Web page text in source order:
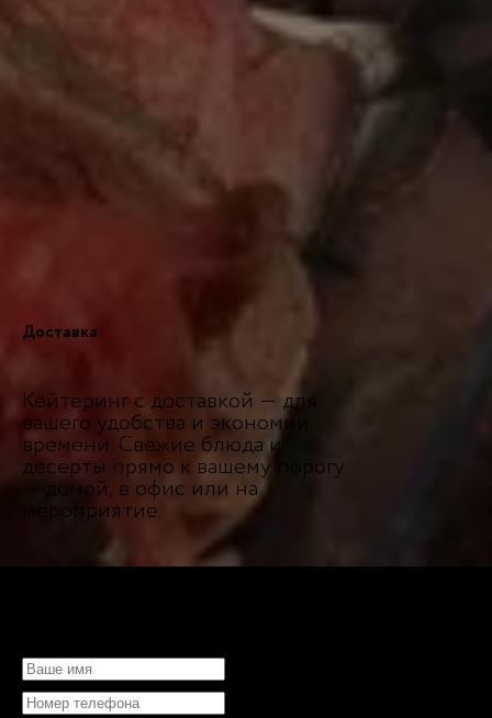
Доставка
Кейтеринг с доставкой — для
вашего удобства и экономии
времени. Свежие блюда и
десерты прямо к вашему порогу
— домой, в офис или на
мероприятие.